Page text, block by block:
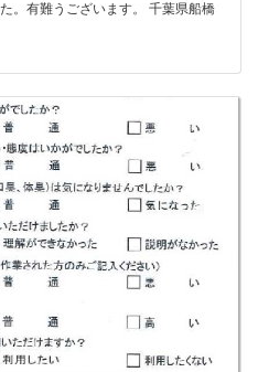
。有難うございます。 千葉県船橋